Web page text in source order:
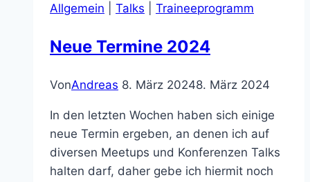
IT-
und
Projekte
Allgemein Talks Traineeprogramm
Neue Termine 2024
VonAndreas 8. März 20248. März 2024
In den letzten Wochen haben sich einige
neue Termin ergeben, an denen ich auf
diversen Meetups und Konferenzen Talks
halten darf, daher gebe ich hiermit noch